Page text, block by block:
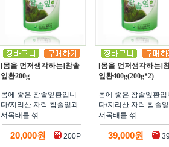
[몸을 먼저생각하는]참솔
잎환200g
몸에 좋은 참솔잎환입니
다/지리산 자락 참솔잎과
서목태를 섞..
20,000원 200P
[몸을 먼저생각하는]
잎환400g(200g*2)
몸에 좋은 참솔잎환입
다/지리산 자락 참솔
서목태를 섞..
39,000원